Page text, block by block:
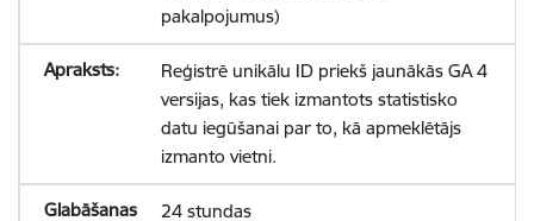
pakalpojumus)
Reģistrē unikālu ID priekš jaunākās GA 4
versijas, kas tiek izmantots statistisko
datu iegūšanai par to, kā apmeklētājs
izmanto vietni.
24 stundas